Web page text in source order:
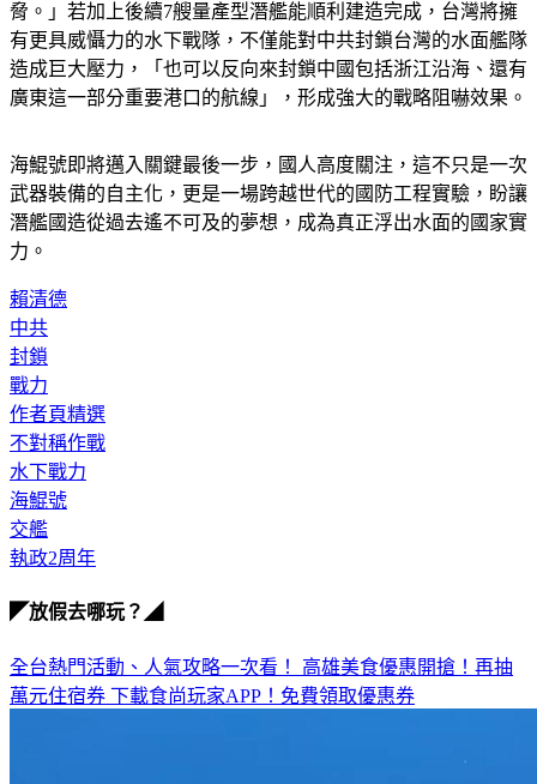
脅。」若加上後續7艘量產型潛艦能順利建造完成，台灣將擁
有更具威懾力的水下戰隊，不僅能對中共封鎖台灣的水面艦隊
造成巨大壓力，「也可以反向來封鎖中國包括浙江沿海、還有
廣東這一部分重要港口的航線」，形成強大的戰略阻嚇效果。
海鯤號即將邁入關鍵最後一步，國人高度關注，這不只是一次
武器裝備的自主化，更是一場跨越世代的國防工程實驗，盼讓
潛艦國造從過去遙不可及的夢想，成為真正浮出水面的國家實
力。
賴清德
中共
封鎖
戰力
作者頁精選
不對稱作戰
水下戰力
海鯤號
交艦
執政2周年
◤放假去哪玩？◢
全台熱門活動、人氣攻略一次看！ 高雄美食優惠開搶！再抽
萬元住宿券 下載食尚玩家APP！免費領取優惠券